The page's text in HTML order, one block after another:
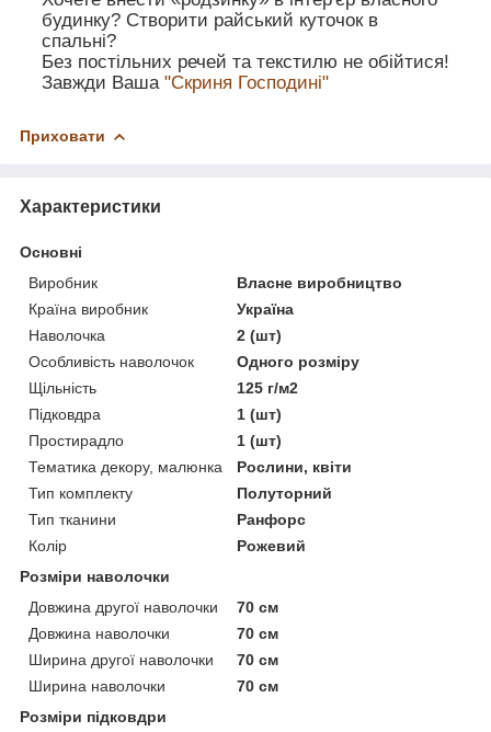
будинку? Створити райський куточок в
спальні?
Без постільних речей та текстилю не обійтися!
Завжди Ваша "Скриня Господині"
Приховати
Характеристики
Основні
Виробник
Власне виробництво
Країна виробник
Україна
Наволочка
2 (шт)
Особливість наволочок
Одного розміру
Щільність
125 г/м2
Підковдра
1 (шт)
Простирадло
1 (шт)
Тематика декору, малюнка
Рослини, квіти
Тип комплекту
Полуторний
Тип тканини
Ранфорс
Колір
Рожевий
Розміри наволочки
Довжина другої наволочки
70 см
Довжина наволочки
70 см
Ширина другої наволочки
70 см
Ширина наволочки
70 см
Розміри підковдри